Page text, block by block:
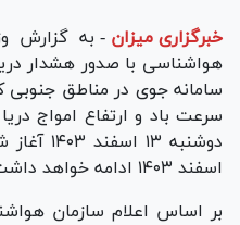
خبرگزاری میزان - به گزارش
هواشناسی با صدور هشدار
سامانه جوی در مناطق
سرعت باد و ارتفاع امواج
اسفند ۱۴۰۳ ادامه خواهد داشت.
بر اساس اعلام سازمان